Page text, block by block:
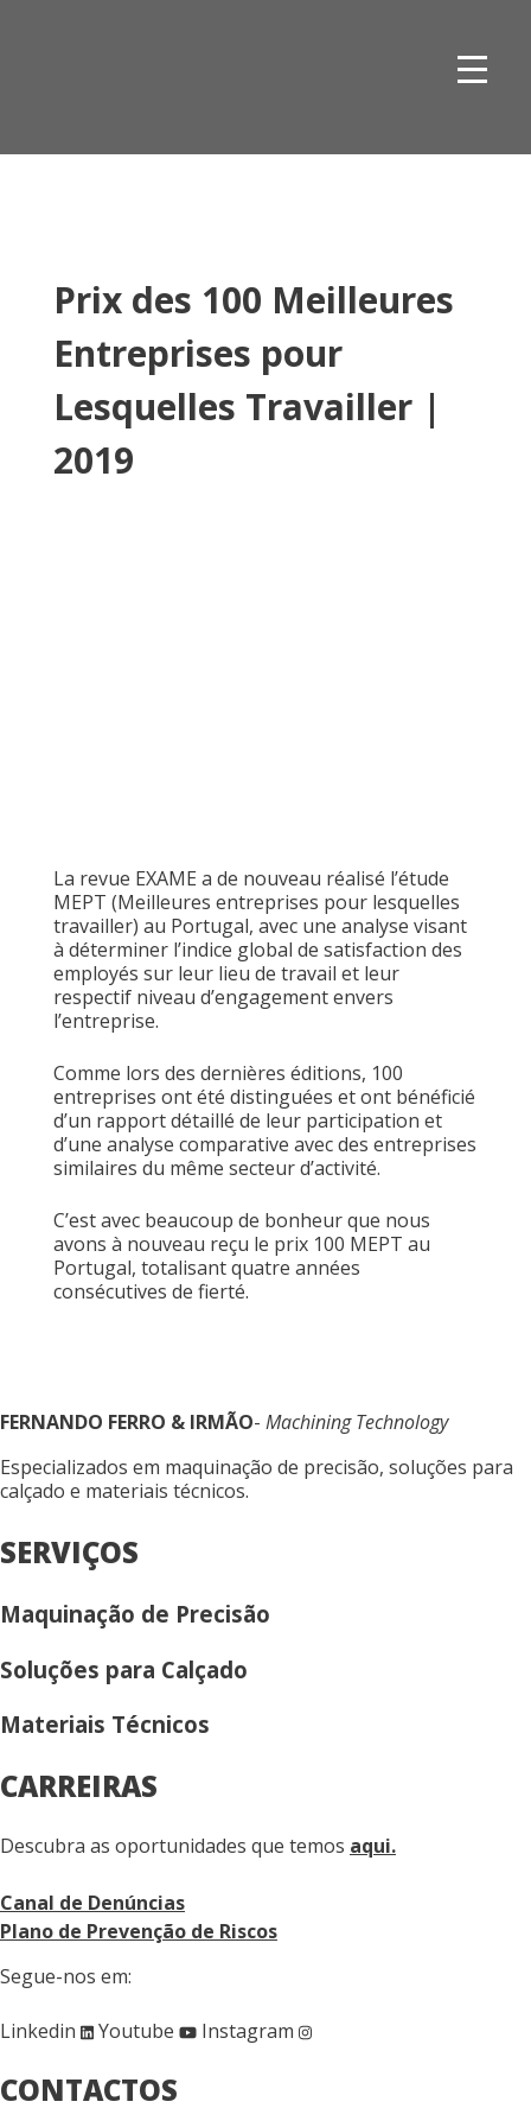
Prix des 100 Meilleures
Entreprises pour
Lesquelles Travailler |
2019
La revue EXAME a de nouveau réalisé l’étude
MEPT (Meilleures entreprises pour lesquelles
travailler) au Portugal, avec une analyse visant
à déterminer l’indice global de satisfaction des
employés sur leur lieu de travail et leur
respectif niveau d’engagement envers
l’entreprise.
Comme lors des dernières éditions, 100
entreprises ont été distinguées et ont bénéficié
d’un rapport détaillé de leur participation et
d’une analyse comparative avec des entreprises
similaires du même secteur d’activité.
C’est avec beaucoup de bonheur que nous
avons à nouveau reçu le prix 100 MEPT au
Portugal, totalisant quatre années
consécutives de fierté.
FERNANDO FERRO & IRMÃO- Machining Technology
Especializados em maquinação de precisão, soluções para
calçado e materiais técnicos.
SERVIÇOS
Maquinação de Precisão
Soluções para Calçado
Materiais Técnicos
CARREIRAS
Descubra as oportunidades que temos aqui.
Canal de Denúncias
Plano de Prevenção de Riscos
Segue-nos em:
Linkedin Youtube Instagram
CONTACTOS